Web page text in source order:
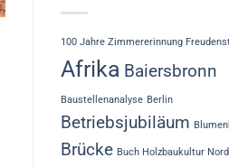
100 Jahre Zimmererinnung
Afrika Baiersbronn
Baustellenanalyse Berlin
Betriebsjubiläum
Brücke Buch Holzbaukultur